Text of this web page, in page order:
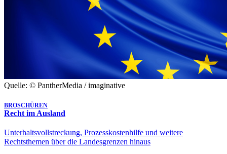
Quelle: © PantherMedia / imaginative
BROSCHÜREN
Recht im Ausland
Unterhaltsvollstreckung, Prozesskostenhilfe und weitere
Rechtsthemen über die Landesgrenzen hinaus